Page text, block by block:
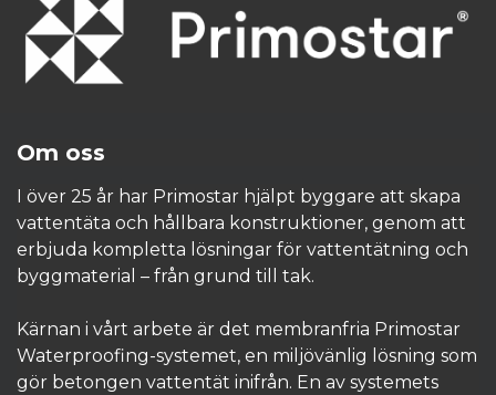
Om oss
I över 25 år har Primostar hjälpt byggare att skapa
vattentäta och hållbara konstruktioner, genom att
erbjuda kompletta lösningar för vattentätning och
byggmaterial – från grund till tak.
Kärnan i vårt arbete är det membranfria Primostar
Waterproofing-systemet, en miljövänlig lösning som
gör betongen vattentät inifrån. En av systemets